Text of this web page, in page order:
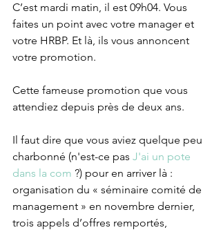
C’est mardi matin, il est 09h04. Vous
faites un point avec votre manager et
votre HRBP. Et là, ils vous annoncent
votre promotion.
Cette fameuse promotion que vous
attendiez depuis près de deux ans.
Il faut dire que vous aviez quelque peu
charbonné (n'est-ce pas J'ai un pote
dans la com ?) pour en arriver là :
organisation du « séminaire comité de
management » en novembre dernier,
trois appels d’offres remportés,